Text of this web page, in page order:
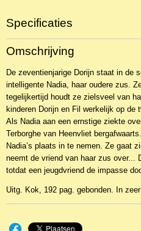
Specificaties
Productcode
2BKR-9985
EAN code
9789036417969
Productcode leverancier
Zomer en Keuning
Omschrijving
De zeventienjarige Dorijn staat in de
intelligente Nadia, haar oudere zus.
tegelijkertijd houdt ze zielsveel van
kinderen Dorijn en Fil werkelijk op de
Als Nadia aan een ernstige ziekte
Terborghe van Heenvliet
Nadia’s plaats in te nemen. Ze gaat
neemt de vriend van haar zus over...
totdat een jeugdvriend de impasse
Uitg. Kok, 192 pag. gebonden. In